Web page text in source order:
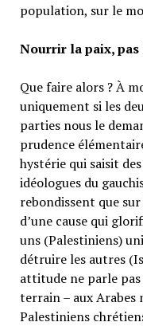
population, sur le
Nourrir la paix, pas
Que faire alors ? À
uniquement si les
parties nous le
prudence
hystérie qui saisit
idéologues du
rebondissent que sur
d’une cause qui
uns (Palestiniens)
détruire les autres
attitude ne parle
terrain – aux Arabes
Palestiniens